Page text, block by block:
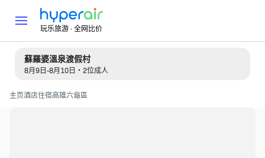
玩乐旅游 · 全网比价
蘇羅婆溫泉渡假村
8月9日-8月10日・2位成人
主页酒店住宿高雄六龜區